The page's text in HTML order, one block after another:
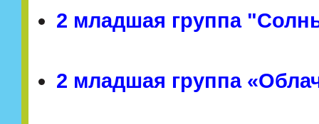
2 младшая группа
2 младшая группа